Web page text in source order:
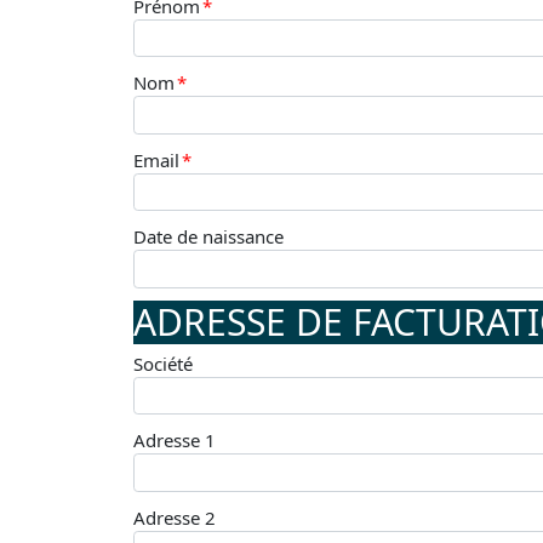
Prénom*
Nom*
Email*
Date de naissance
ADRESSE DE
Société
Adresse 1
Adresse 2